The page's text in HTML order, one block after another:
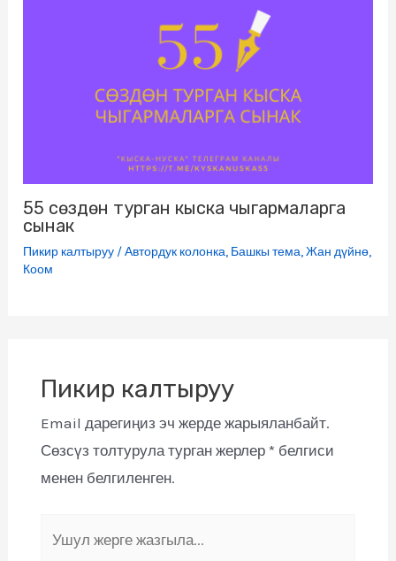
55 сөздөн турган кыска чыгармаларга
сынак
Пикир калтыруу /Автордук колонка, Башкы тема,Жан дүйнө,
Коом
Пикир калтыруу
Email дарегиңиз эч жерде жарыяланбайт.
Сөзсүз толтурула турган жерлер * белгиси
менен белгиленген.